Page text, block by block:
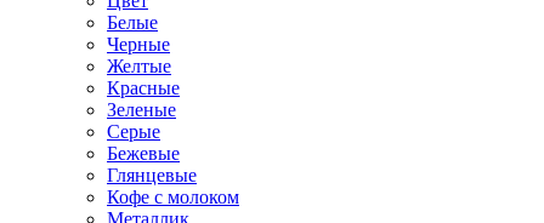
Белые
Черные
Желтые
Красные
Зеленые
Серые
Бежевые
Глянцевые
Кофе с молоком
Металлик